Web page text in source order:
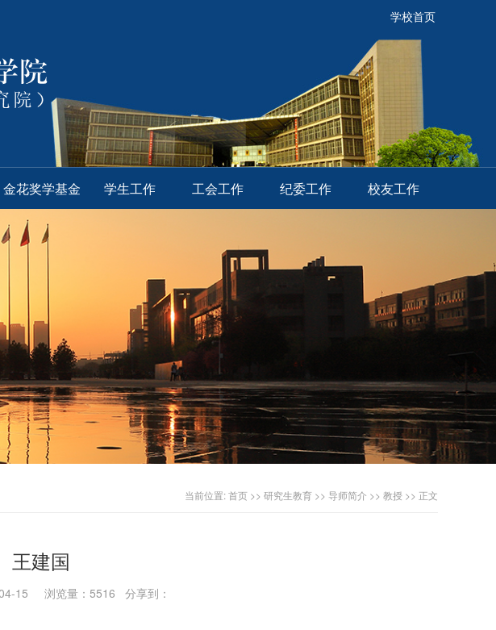
学校首页
金花奖学基金 学生工作 工会工作 纪委工作 校友工作
当前位置:首页 >> 研究生教育 >> 导师简介 >> 教授 >> 正文
王建国
15 浏览量： 5516 分享到：